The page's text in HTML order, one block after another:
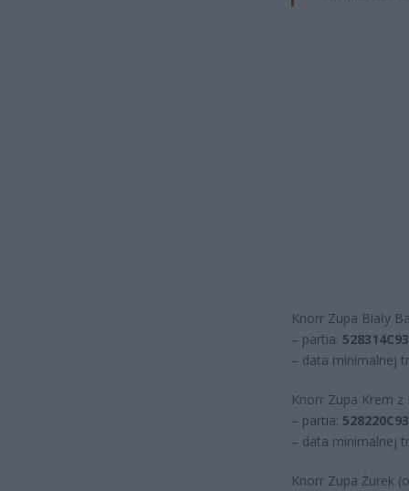
Knorr Zupa Biały
– partia: 528314C93
– data minimalnej
Knorr Zupa Krem z
– partia: 528220C93
– data minimalnej
Knorr Zupa Żurek